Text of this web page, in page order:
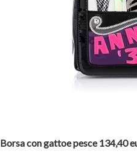
Borsa con gattoe pesce 134,40